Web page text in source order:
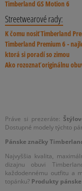
Práve si prezeráte:
Dostupné modely týchto
Pánske značky
Najvyššia kvalita,
dizajnu obuvi
každodennému outfitu a
topánku? Produkty
produktov tejto
aké doplnky sme vám
pomocníkmi, aby
slúžili čo najdlhšie.
ktoré vznikli v
nich po dlhý čas.
logu nájdete
a využite bezplatné
Timberland GS Motion 6
Streetwearové rady:
K čomu nosiť Timberland
Timberland Premium 6 -
ktorá si poradí so zimou
Ako rozoznať originálnu